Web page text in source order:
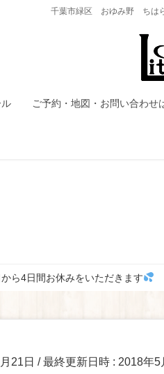
千葉市緑区 おゆみ野 ち
ご予約・地図・お問い合わせ
ら4日間お休みをいただきます
21日 / 最終更新日時 : 2018年5